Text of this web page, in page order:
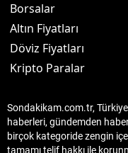
Borsalar
Altın Fiyatları
Döviz Fiyatları
Kripto Paralar
Sondakikam.com.tr,
haberleri, gündemden
birçok kategoride zengin
tamamı telif hakkı ile